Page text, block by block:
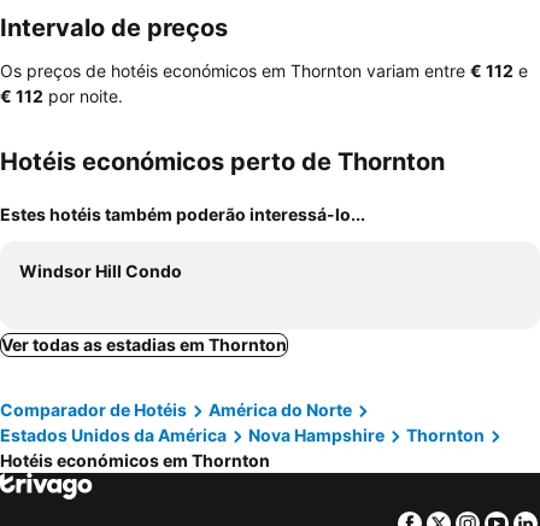
Intervalo de preços
Os preços de hotéis económicos em Thornton variam entre ‎€ 112 e
‎€ 112 por noite.
Hotéis económicos perto de Thornton
Estes hotéis também poderão interessá-lo...
Windsor Hill Condo
Ver todas as estadias em Thornton
Comparador de Hotéis
América do Norte
Estados Unidos da América
Nova Hampshire
Thornton
Hotéis económicos em Thornton